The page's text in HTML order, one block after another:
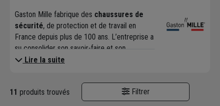
Gaston Mille fabrique des chaussures de
sécurité, de protection et de travail en
France depuis plus de 100 ans. L’entreprise a
su consolider son savoir-faire et son
positionnement de multi-spécialiste
Le fabricant français offre des chaussures de
protection quiprivilégient la sécurité sur
Lire la suite
11 produits trouvés Filtrer